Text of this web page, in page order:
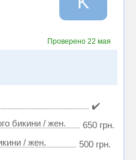
Проверено 22 мая
✔️
бикини / жен.
650 грн.
/ жен.
500 грн.